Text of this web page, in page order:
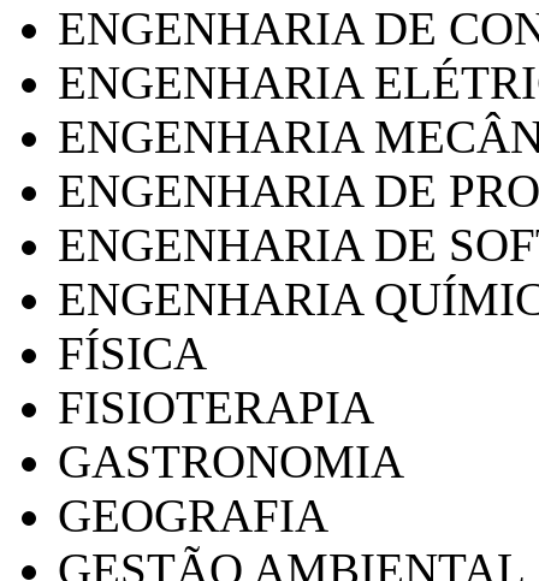
ENGENHARIA DE
ENGENHARIA
ENGENHARIA
ENGENHARIA DE
ENGENHARIA DE
ENGENHARIA
FÍSICA
FISIOTERAPIA
GASTRONOMIA
GEOGRAFIA
GESTÃO AMBIENTAL